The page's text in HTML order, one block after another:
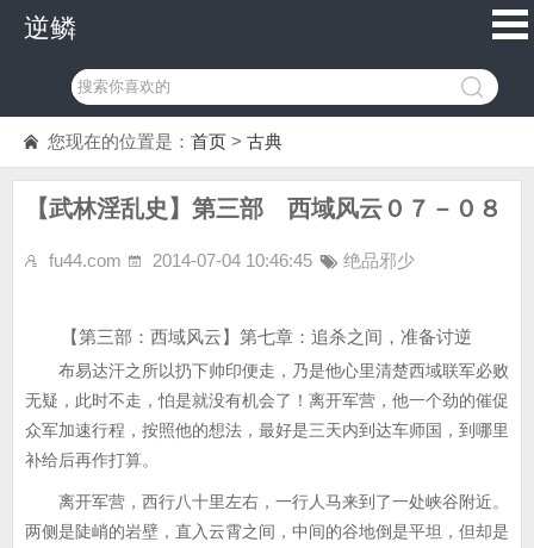
逆鳞
您现在的位置是： 首页 > 古典
【武林淫乱史】第三部 西域风云０７－０８
fu44.com 2014-07-04 10:46:45 绝品邪少
【第三部：西域风云】第七章：追杀之间，准备讨逆
布易达汗之所以扔下帅印便走，乃是他心里清楚西域联军必败
无疑，此时不走，怕是就没有机会了！离开军营，他一个劲的催促
众军加速行程，按照他的想法，最好是三天内到达车师国，到哪里
补给后再作打算。
离开军营，西行八十里左右，一行人马来到了一处峡谷附近。
两侧是陡峭的岩壁，直入云霄之间，中间的谷地倒是平坦，但却是